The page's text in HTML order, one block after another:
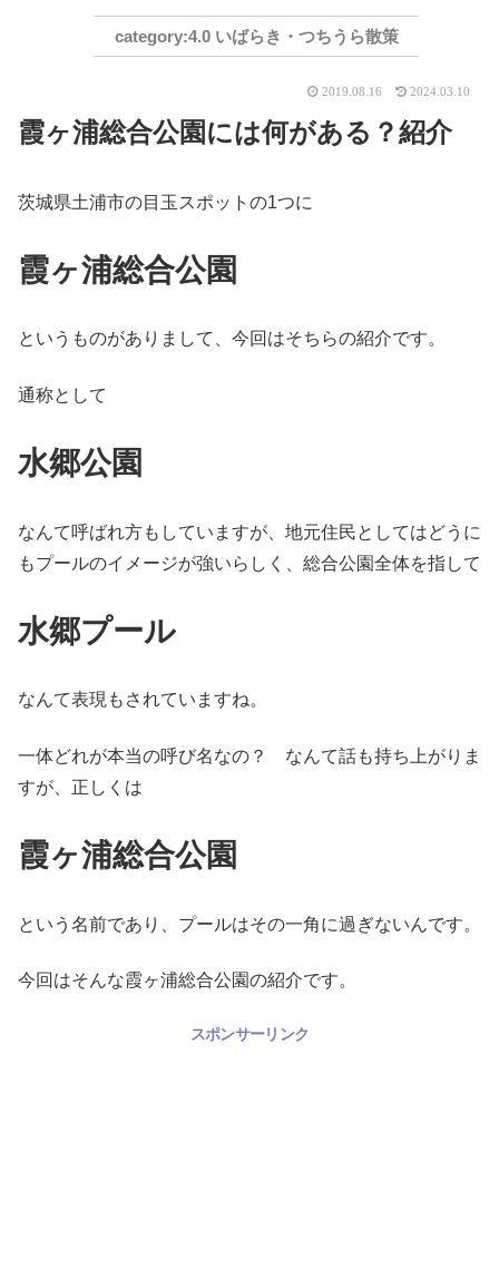
4.0 いばらき・つちうら散策
2019.08.16 2024.03.10
霞ヶ浦総合公園には何がある？紹介
茨城県土浦市の目玉スポットの1つに
霞ヶ浦総合公園
というものがありまして、今回はそちらの紹介です。
通称として
水郷公園
なんて呼ばれ方もしていますが、地元住民としてはどうに
もプールのイメージが強いらしく、総合公園全体を指して
水郷プール
なんて表現もされていますね。
一体どれが本当の呼び名なの？ なんて話も持ち上がりま
すが、正しくは
霞ヶ浦総合公園
という名前であり、プールはその一角に過ぎないんです。
今回はそんな霞ヶ浦総合公園の紹介です。
スポンサーリンク